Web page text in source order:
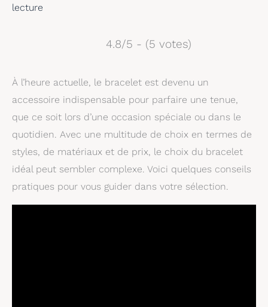
lecture
4.8/5 - (5 votes)
À l’heure actuelle, le bracelet est devenu un
accessoire indispensable pour parfaire une tenue,
que ce soit lors d’une occasion spéciale ou dans le
quotidien. Avec une multitude de choix en termes de
styles, de matériaux et de prix, le choix du bracelet
idéal peut sembler complexe. Voici quelques conseils
pratiques pour vous guider dans votre sélection.